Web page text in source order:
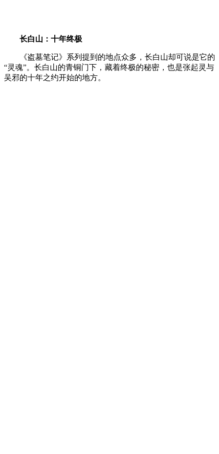
长白山：十年终极
《盗墓笔记》系列提到的地点众多，长白山却可说是它的
“灵魂”。长白山的青铜门下，藏着终极的秘密，也是张起灵与
吴邪的十年之约开始的地方。